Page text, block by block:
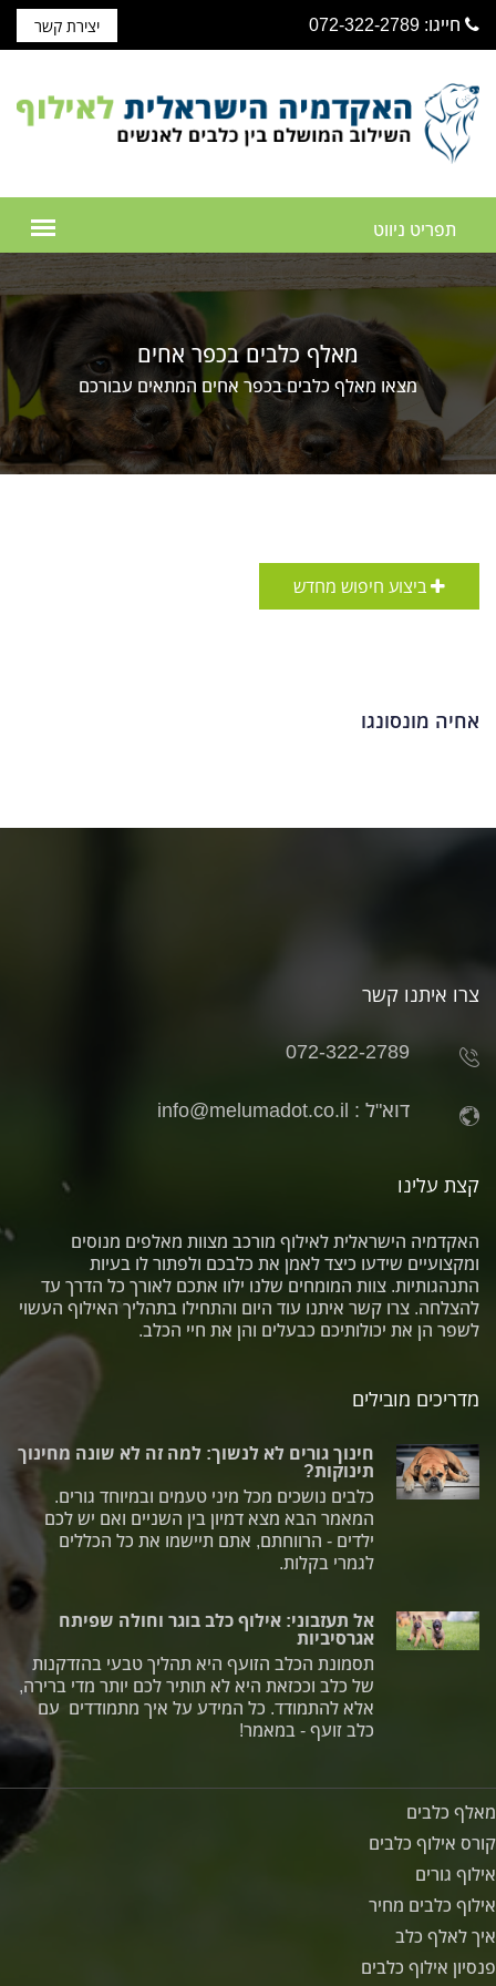
חייגו: 072-322-2789 יצירת קשר
מאלף כלבים בכפר אחים
מצאו מאלף כלבים בכפר אחים המתאים עבורכם
ביצוע חיפוש מחדש
אחיה מונסונגו
צרו איתנו קשר
072-322-2789
דוא"ל : info@melumadot.co.il
מדריכים מובילים
חינוך גורים לא לנשוך: למה זה לא שונה מחינוך
תינוקות?
כלבים נושכים מכל מיני טעמים ובמיוחד גורים.
המאמר הבא מצא דמיון בין השניים ואם יש לכם
ילדים - הרווחתם, אתם תיישמו את כל הכללים
לגמרי בקלות.
אל תעזבוני: אילוף כלב בוגר וחולה שפיתח
אגרסיביות
תסמונת הכלב הזועף היא תהליך טבעי בהזדקנות
של כלב וככזאת היא לא תותיר לכם יותר מדי ברירה,
אלא להתמודד. כל המידע על איך מתמודדים עם
כלב זועף - במאמר!
קצת עלינו
האקדמיה הישראלית לאילוף מורכב מצוות מאלפים מנוסים
ומקצועיים שידעו כיצד לאמן את כלבכם ולפתור לו בעיות
התנהגותיות. צוות המומחים שלנו ילוו אתכם לאורך כל הדרך עד
להצלחה. צרו קשר איתנו עוד היום והתחילו בתהליך האילוף העשוי
לשפר הן את יכולותיכם כבעלים והן את חיי הכלב.
מאלף כלבים
קורס אילוף כלבים
אילוף גורים
אילוף כלבים מחיר
איך לאלף כלב
פנסיון אילוף כלבים